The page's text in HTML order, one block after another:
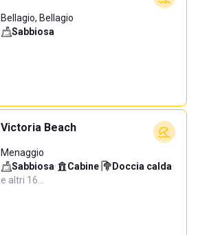
Bellagio, Bellagio
Sabbiosa
Victoria Beach
Menaggio
Sabbiosa· Cabine· Doccia calda·
e altri 16…